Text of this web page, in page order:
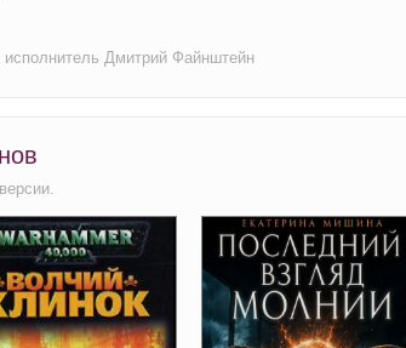
Дмитрий Файнштейн